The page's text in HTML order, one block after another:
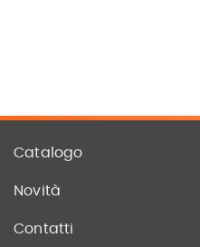
Catalogo
Novità
Contatti